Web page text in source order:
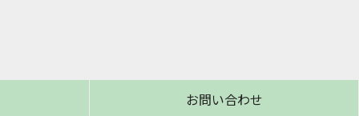
お問い合わせ